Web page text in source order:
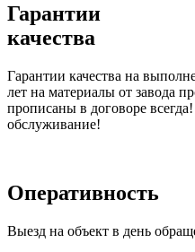
Гарантии
качества
Гарантии качества на
лет на материалы от завода
прописаны в договоре
обслуживание!
Оперативность
Выезд на объект в день